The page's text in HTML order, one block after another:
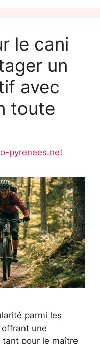
le cani
un
avec
toute
pyrenees.net
parmi les
une
pour le maître